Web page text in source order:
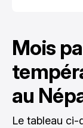
Mois
au
Le tableau ci-